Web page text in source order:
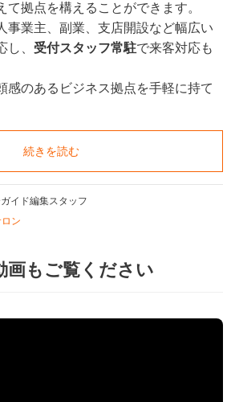
て拠点を構えることができます。
事業主、副業、支店開設など幅広い
し、 受付スタッフ常駐で来客対応も
感のあるビジネス拠点を手軽に持て
続きを読む
イド編集スタッフ
ン
画もご覧ください